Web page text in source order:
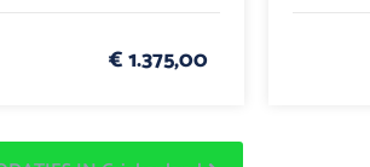
€ 1.375,00